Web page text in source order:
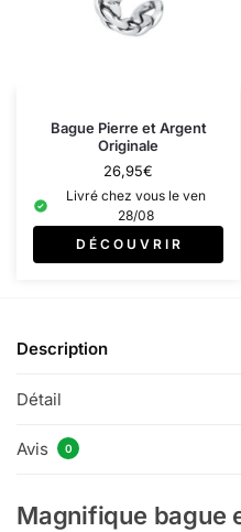
Bague Pierre et Argent
Originale
26,95€
Livré chez vous le ven
28/08
D É C O U V R I R
Description
Détail
Avis 0
Magnifique bague